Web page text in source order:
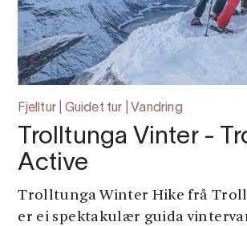
Fjelltur | Guidet tur | Vandring
Trolltunga Vinter -
Active
Trolltunga Winter Hike frå
er ei spektakulær guida